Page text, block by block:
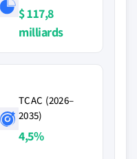
$ 117,8
milliards
TCAC (2026–
2035)
4,5%